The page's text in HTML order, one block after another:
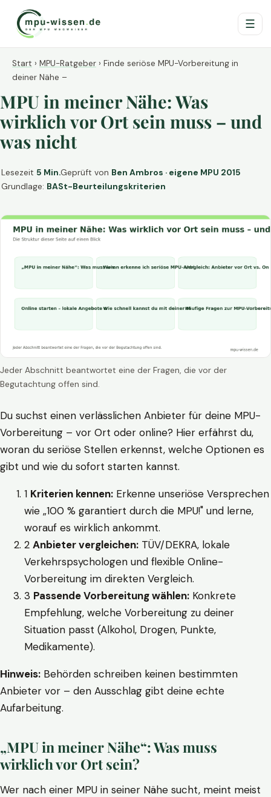
☰
Start › MPU-Ratgeber › Finde seriöse MPU-Vorbereitung in
deiner Nähe –
MPU in meiner Nähe: Was
wirklich vor Ort sein muss – und
was nicht
Lesezeit 5 Min.Geprüft von Ben Ambros · eigene MPU 2015
Grundlage: BASt-Beurteilungskriterien
Jeder Abschnitt beantwortet eine der Fragen, die vor der
Begutachtung offen sind.
Du suchst einen verlässlichen Anbieter für deine MPU-
Vorbereitung – vor Ort oder online? Hier erfährst du,
woran du seriöse Stellen erkennst, welche Optionen es
gibt und wie du sofort starten kannst.
1 Kriterien kennen: Erkenne unseriöse Versprechen
wie „100 % garantiert durch die MPU!" und lerne,
worauf es wirklich ankommt.
2 Anbieter vergleichen: TÜV/DEKRA, lokale
Verkehrspsychologen und flexible Online-
Vorbereitung im direkten Vergleich.
3 Passende Vorbereitung wählen: Konkrete
Empfehlung, welche Vorbereitung zu deiner
Situation passt (Alkohol, Drogen, Punkte,
Medikamente).
Hinweis: Behörden schreiben keinen bestimmten
Anbieter vor – den Ausschlag gibt deine echte
Aufarbeitung.
„MPU in meiner Nähe“: Was muss
wirklich vor Ort sein?
Wer nach einer MPU in seiner Nähe sucht, meint meist